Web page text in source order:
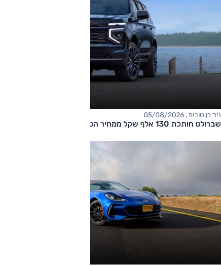
ניר בן טובים , 05/08/2026
שברולט חותכת 130 אלף שקל ממחיר הטאהו